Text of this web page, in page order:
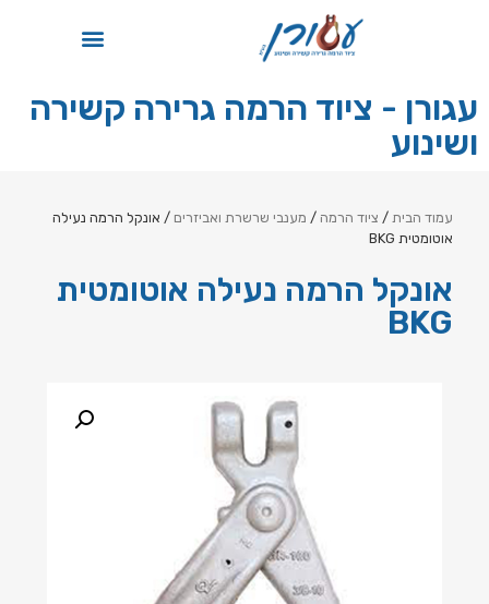
עגורן - ציוד הרמה גרירה קשירה
ושינוע
עמוד הבית / ציוד הרמה / מענבי שרשרת ואביזרים / אונקל הרמה נעילה
אוטומטית BKG
אונקל הרמה נעילה אוטומטית
BKG